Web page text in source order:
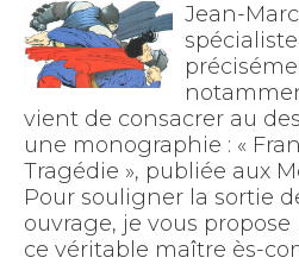
Jean-
vient de consacrer au
une monographie : «
Tragédie », publiée aux
Pour souligner la sortie
ouvrage, je vous
ce véritable maître ès-